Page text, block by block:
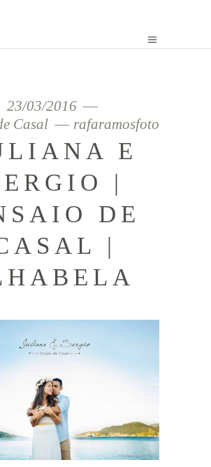
23/03/2016
Casal
rafaramosfoto
E
|
DE
|